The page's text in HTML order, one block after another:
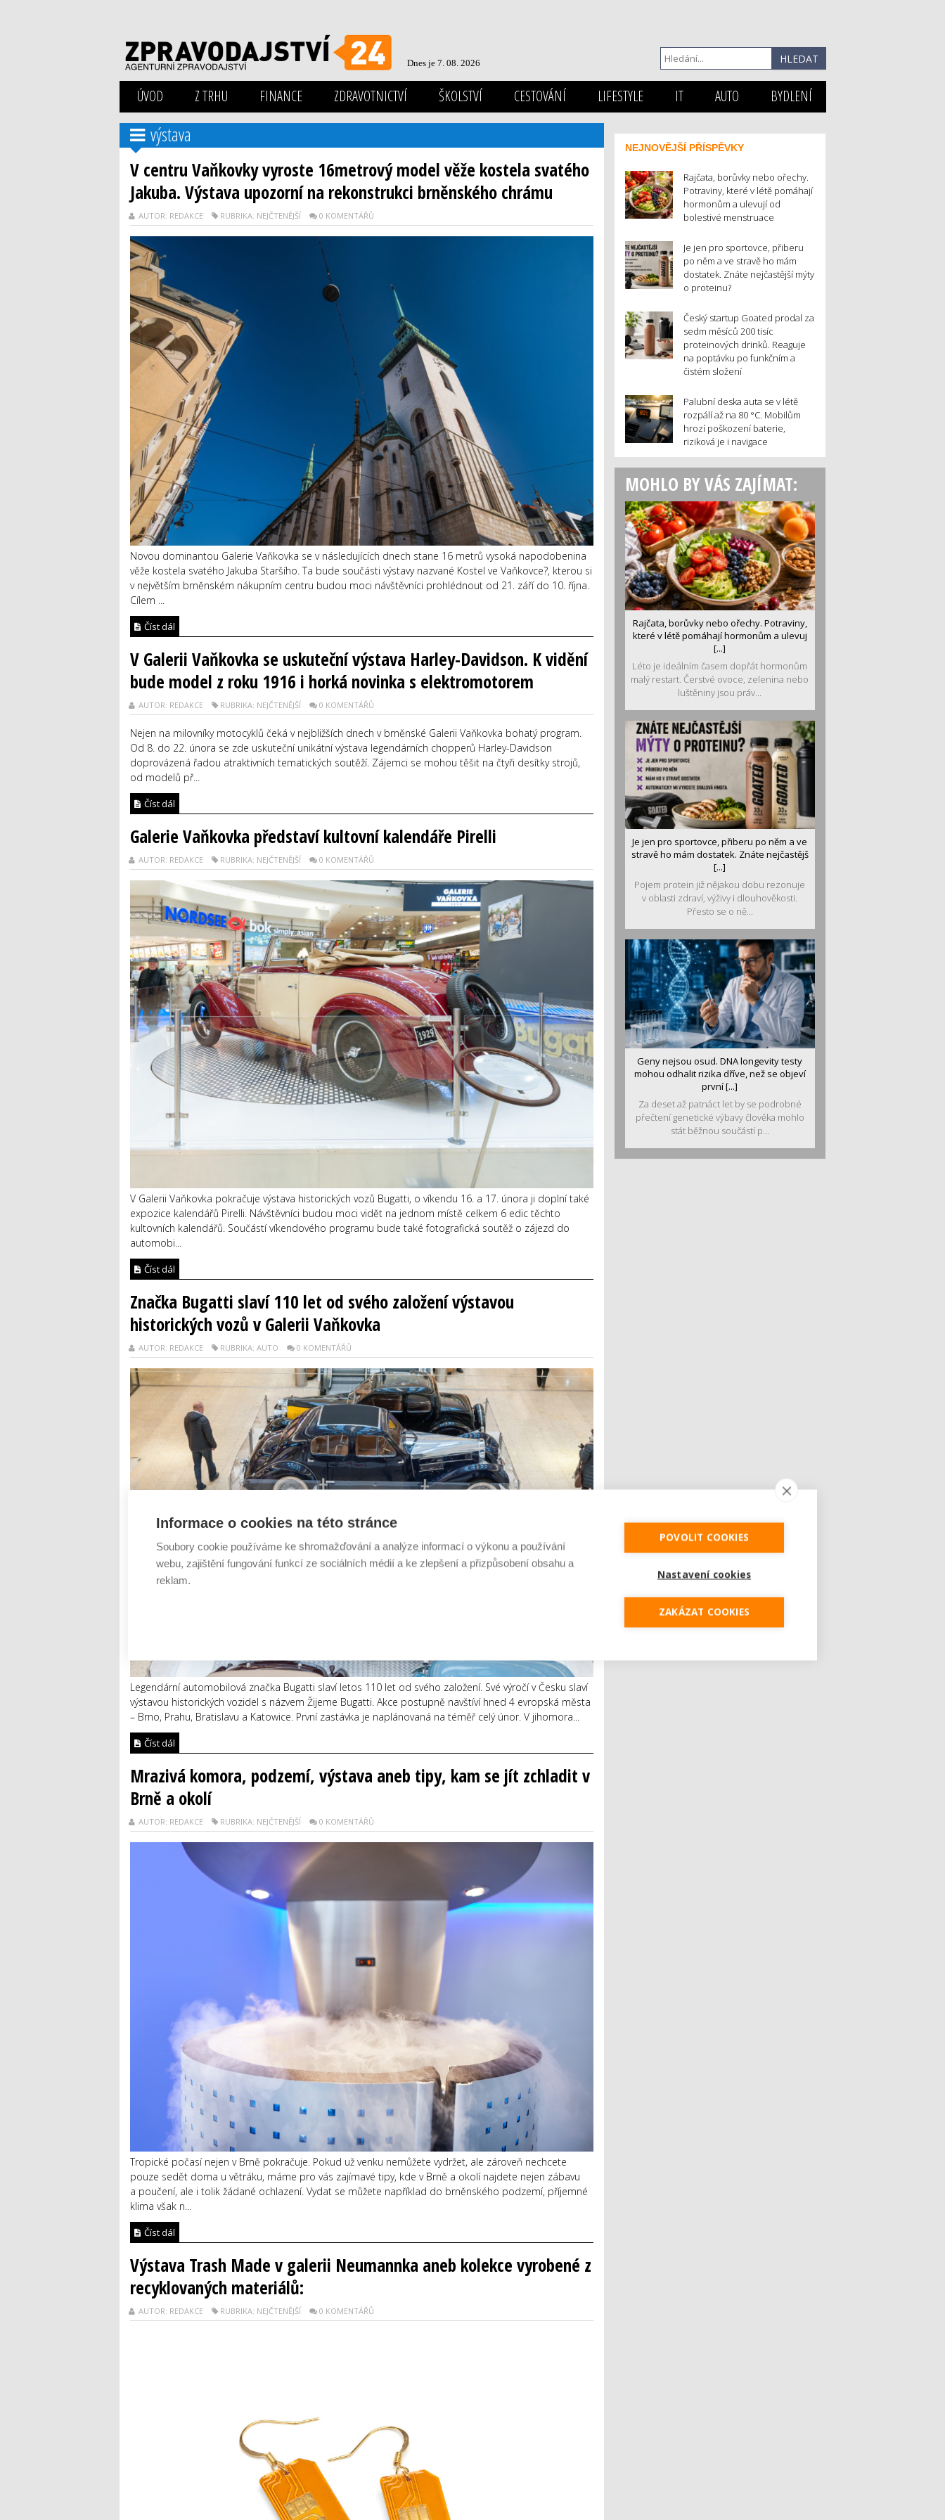
Dnes je 7. 08. 2026
ÚVOD Z TRHU FINANCE ZDRAVOTNICTVÍ ŠKOLSTVÍ CESTOVÁNÍ LIFESTYLE IT AUTO BYDLENÍ
výstava
V centru Vaňkovky vyroste 16metrový model věže kostela svatého
Jakuba. Výstava upozorní na rekonstrukci brněnského chrámu
AUTOR: REDAKCE RUBRIKA: NEJČTENĚJŠÍ 0 KOMENTÁŘŮ
Novou dominantou Galerie Vaňkovka se v následujících dnech stane 16 metrů vysoká napodobenina
věže kostela svatého Jakuba Staršího. Ta bude součásti výstavy nazvané Kostel ve Vaňkovce?, kterou si
v největším brněnském nákupním centru budou moci návštěvníci prohlédnout od 21. září do 10. října.
Cílem ...
Číst dál
V Galerii Vaňkovka se uskuteční výstava Harley-Davidson. K vidění
bude model z roku 1916 i horká novinka s elektromotorem
AUTOR: REDAKCE RUBRIKA: NEJČTENĚJŠÍ 0 KOMENTÁŘŮ
Nejen na milovníky motocyklů čeká v nejbližších dnech v brněnské Galerii Vaňkovka bohatý program.
Od 8. do 22. února se zde uskuteční unikátní výstava legendárních chopperů Harley-Davidson
doprovázená řadou atraktivních tematických soutěží. Zájemci se mohou těšit na čtyři desítky strojů,
od modelů př...
Číst dál
Galerie Vaňkovka představí kultovní kalendáře Pirelli
AUTOR: REDAKCE RUBRIKA: NEJČTENĚJŠÍ 0 KOMENTÁŘŮ
V Galerii Vaňkovka pokračuje výstava historických vozů Bugatti, o víkendu 16. a 17. února ji doplní také
expozice kalendářů Pirelli. Návštěvníci budou moci vidět na jednom místě celkem 6 edic těchto
kultovních kalendářů. Součástí víkendového programu bude také fotografická soutěž o zájezd do
automobi...
Číst dál
Značka Bugatti slaví 110 let od svého založení výstavou
historických vozů v Galerii Vaňkovka
AUTOR: REDAKCE RUBRIKA: AUTO 0 KOMENTÁŘŮ
Legendární automobilová značka Bugatti slaví letos 110 let od svého založení. Své výročí v Česku slaví
výstavou historických vozidel s názvem Žijeme Bugatti. Akce postupně navštíví hned 4 evropská města
– Brno, Prahu, Bratislavu a Katowice. První zastávka je naplánovaná na téměř celý únor. V jihomora...
Číst dál
Mrazivá komora, podzemí, výstava aneb tipy, kam se jít zchladit v
Brně a okolí
AUTOR: REDAKCE RUBRIKA: NEJČTENĚJŠÍ 0 KOMENTÁŘŮ
Tropické počasí nejen v Brně pokračuje. Pokud už venku nemůžete vydržet, ale zároveň nechcete
pouze sedět doma u větráku, máme pro vás zajímavé tipy, kde v Brně a okolí najdete nejen zábavu
a poučení, ale i tolik žádané ochlazení. Vydat se můžete například do brněnského podzemí, příjemné
klima však n...
Číst dál
Výstava Trash Made v galerii Neumannka aneb kolekce vyrobené z
recyklovaných materiálů:
AUTOR: REDAKCE RUBRIKA: NEJČTENĚJŠÍ 0 KOMENTÁŘŮ
NEJNOVĚJŠÍ PŘÍSPĚVKY
Rajčata, borůvky nebo ořechy.
Potraviny, které v létě pomáhají
hormonům a ulevují od
bolestivé menstruace
Je jen pro sportovce, přiberu
po něm a ve stravě ho mám
dostatek. Znáte nejčastější mýty
o proteinu?
Český startup Goated prodal za
sedm měsíců 200 tisíc
proteinových drinků. Reaguje
na poptávku po funkčním a
čistém složení
Palubní deska auta se v létě
rozpálí až na 80 °C. Mobilům
hrozí poškození baterie,
riziková je i navigace
MOHLO BY VÁS ZAJÍMAT:
Rajčata, borůvky nebo ořechy. Potraviny,
které v létě pomáhají hormonům a ulevuj
[...]
Léto je ideálním časem dopřát hormonům
malý restart. Čerstvé ovoce, zelenina nebo
luštěniny jsou práv...
Je jen pro sportovce, přiberu po něm a ve
stravě ho mám dostatek. Znáte nejčastějš
[...]
Pojem protein již nějakou dobu rezonuje
v oblasti zdraví, výživy i dlouhověkosti.
Přesto se o ně...
Geny nejsou osud. DNA longevity testy
mohou odhalit rizika dříve, než se objeví
první [...]
Za deset až patnáct let by se podrobné
přečtení genetické výbavy člověka mohlo
stát běžnou součástí p...
Informace o cookies na této stránce
Soubory cookie používáme ke shromažďování a analýze informací o výkonu a používání
webu, zajištění fungování funkcí ze sociálních médií a ke zlepšení a přizpůsobení obsahu a
reklam.
POVOLIT COOKIES
Nastavení cookies
ZAKÁZAT COOKIES